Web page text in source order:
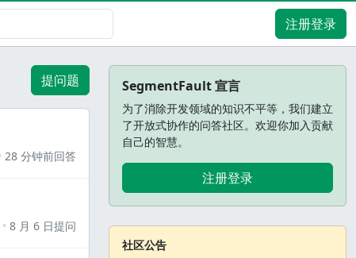
注册登录
提问题
28 分钟前回答
8 月 6 日提问
SegmentFault 宣言
为了消除开发领域的知识不平等，我们建立
了开放式协作的问答社区。欢迎你加入贡献
自己的智慧。
注册登录
社区公告